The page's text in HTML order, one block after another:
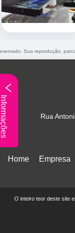
Sua reprodução,
Rua
Home Empresa
O inteiro teor deste site
Informações